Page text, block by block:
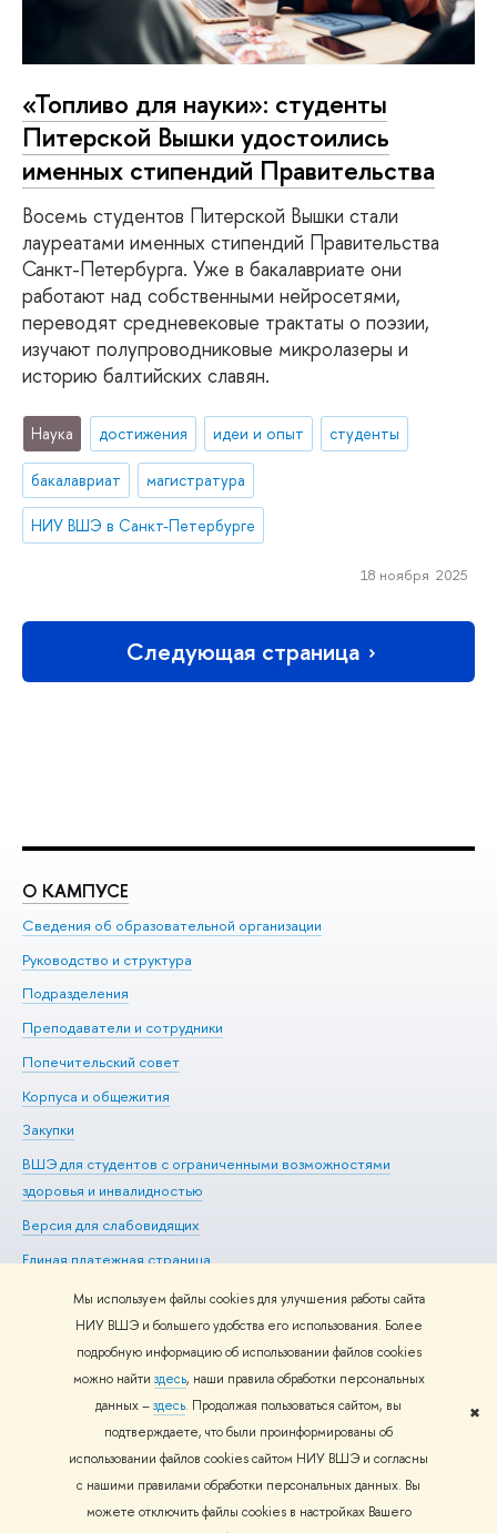
Мы используем файлы cookies для улучшения работы сайта
НИУ ВШЭ и большего удобства его использования. Более
подробную информацию об использовании файлов cookies
можно найти здесь, наши правила обработки персональных
данных –здесь. Продолжая пользоваться сайтом, вы
подтверждаете, что были проинформированы об
использовании файлов cookies сайтом НИУ ВШЭ и согласны
с нашими правилами обработки персональных данных. Вы
можете отключить файлы cookies в настройках Вашего
✖
«Топливо для науки»: студенты
Питерской Вышки удостоились
именных стипендий Правительства
Восемь студентов Питерской Вышки стали
лауреатами именных стипендий Правительства
Санкт-Петербурга. Уже в бакалавриате они
работают над собственными нейросетями,
переводят средневековые трактаты о поэзии,
изучают полупроводниковые микролазеры и
историю балтийских славян.
Наука достижения идеи и опыт студенты
бакалавриат магистратура
НИУ ВШЭ в Санкт-Петербурге
18 ноября 2025
Следующая страница
О КАМПУСЕ
Сведения об образовательной организации
Руководство и структура
Подразделения
Преподаватели и сотрудники
Попечительский совет
Корпуса и общежития
Закупки
ВШЭ для студентов с ограниченными возможностями
здоровья и инвалидностью
Версия для слабовидящих
Единая платежная страница
Редактору
© НИУ ВШЭ 1993–2026 Адреса и контакты Условия
использования материалов Политика конфиденциальности
Карта
Шрифты HSE Sans и HSE Slab разработаны вШколе дизайна НИУ